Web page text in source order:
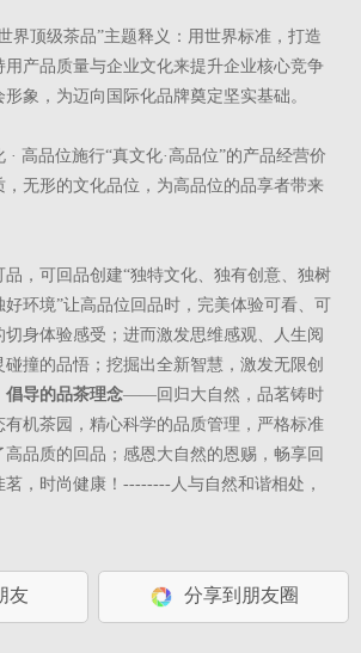
顶级茶品”主题释义：用世界标准，打造
产品质量与企业文化来提升企业核心竞争
象，为迈向国际化品牌奠定坚实基础。
高品位施行“真文化·高品位”的产品经营价
无形的文化品位，为高品位的品享者带来
，可回品创建“独特文化、独有创意、独树
环境”让高品位回品时，完美体验可看、可
身体验感受；进而激发思维感观、人生阅
撞的品悟；挖掘出全新智慧，激发无限创
倡导的品茶理念——回归大自然，品茗铸时
有机茶园，精心科学的品质管理，严格标准
品质的回品；感恩大自然的恩赐，畅享回
，时尚健康！--------人与自然和谐相处，
友 分享到朋友圈